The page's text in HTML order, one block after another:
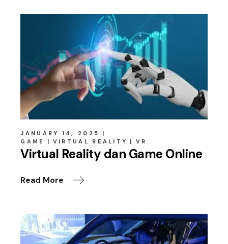
JANUARY 14, 2025
GAME
VIRTUAL REALITY VR
Virtual Reality dan Game Online
Read More